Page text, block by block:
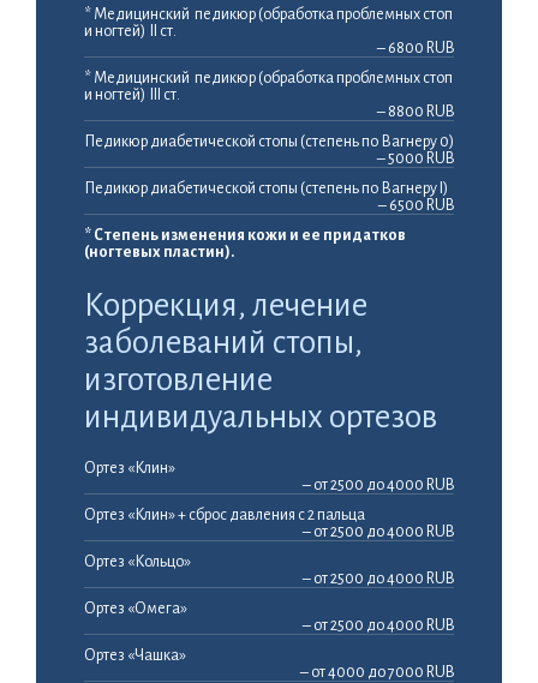
* Медицинский педикюр (обработка проблемных стоп
и ногтей) II ст.
– 6800 RUB
* Медицинский педикюр (обработка проблемных стоп
и ногтей) III ст.
– 8800 RUB
Педикюр диабетической стопы (степень по Вагнеру 0)
– 5000 RUB
Педикюр диабетической стопы (степень по Вагнеру I)
– 6500 RUB
* Степень изменения кожи и ее придатков
(ногтевых пластин).
Коррекция, лечение
заболеваний стопы,
изготовление
индивидуальных ортезов
Ортез «Клин»
– от 2500 до 4000 RUB
Ортез «Клин» + сброс давления с 2 пальца
– от 2500 до 4000 RUB
Ортез «Кольцо»
– от 2500 до 4000 RUB
Ортез «Омега»
– от 2500 до 4000 RUB
Ортез «Чашка»
– от 4000 до 7000 RUB